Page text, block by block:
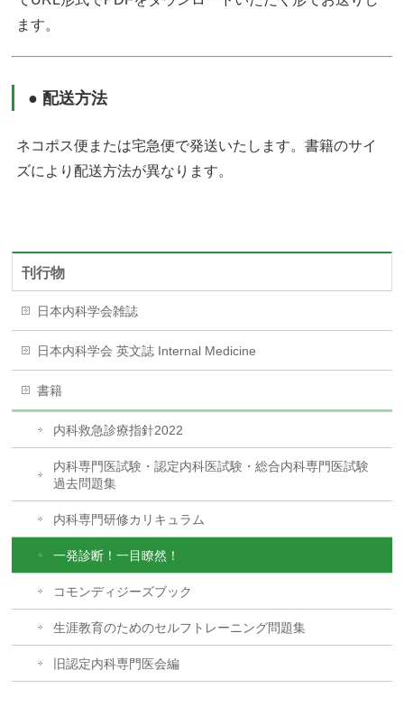
ます。
● 配送方法
ネコポス便または宅急便で発送いたします。書籍のサイ
ズにより配送方法が異なります。
刊行物
日本内科学会雑誌
日本内科学会 英文誌 Internal Medicine
書籍
内科救急診療指針2022
内科専門医試験・認定内科医試験・総合内科専門医試験
過去問題集
内科専門研修カリキュラム
一発診断！一目瞭然！
コモンディジーズブック
生涯教育のためのセルフトレーニング問題集
旧認定内科専門医会編